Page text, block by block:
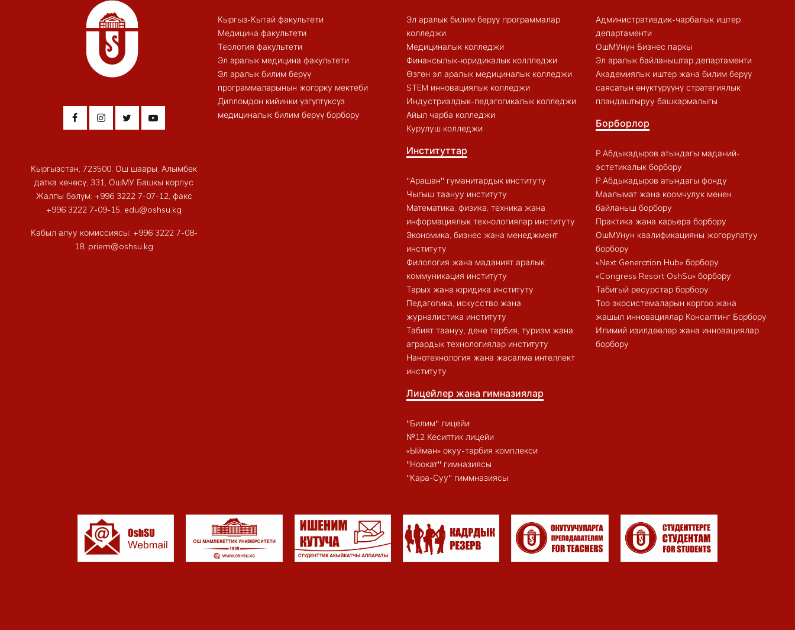
Кыргызстан, 723500, Ош шаары, Алымбек
датка көчөсү, 331, ОшМУ Башкы корпус
Жалпы бөлүм: +996 3222 7-07-12, факс
+996 3222 7-09-15, edu@oshsu.kg
Кабыл алуу комиссиясы: +996 3222 7-08-
18, priem@oshsu.kg
Кыргыз-Кытай факультети
Медицина факультети
Теология факультети
Эл аралык медицина факультети
Эл аралык билим берүү
программаларынын жогорку мектеби
Дипломдон кийинки үзгүлтүксүз
медициналык билим берүү борбору
Эл аралык билим берүү программалар
колледжи
Медициналык колледжи
Финансылык-юридикалык коллледжи
Өзгөн эл аралык медициналык колледжи
STEM инновациялык колледжи
Индустриалдык-педагогикалык колледжи
Айыл чарба колледжи
Курулуш колледжи
Институттар
"Арашан" гуманитардык институту
Чыгыш таануу институту
Математика, физика, техника жана
информациялык технологиялар институту
Экономика, бизнес жана менеджмент
институту
Филология жана маданият аралык
коммуникация институту
Тарых жана юридика институту
Педагогика, искусство жана
журналистика институту
Табият таануу, дене тарбия, туризм жана
агрардык технологиялар институту
Нанотехнология жана жасалма интеллект
институту
Лицейлер жана гимназиялар
"Билим" лицейи
№12 Кесиптик лицейи
«Ыйман» окуу-тарбия комплекси
"Ноокат" гимназиясы
"Кара-Суу" гиммназиясы
Административдик-чарбалык иштер
департаменти
ОшМУнун Бизнес паркы
Эл аралык байланыштар департаменти
Академиялык иштер жана билим берүү
саясатын өнүктүрүүнү стратегиялык
пландаштыруу башкармалыгы
Борборлор
Р.Абдыкадыров атындагы маданий-
эстетикалык борбору
Р.Абдыкадыров атындагы фонду
Маалымат жана коомчулук менен
байланыш борбору
Практика жана карьера борбору
ОшМУнун квалификацияны жогорулатуу
борбору
«Next Generation Hub» борбору
«Congress Resort OshSu» борбору
Табигый ресурстар борбору
Тоо экосистемаларын коргоо жана
жашыл инновациялар Консалтинг Борбору
Илимий изилдөөлөр жана инновациялар
борбору